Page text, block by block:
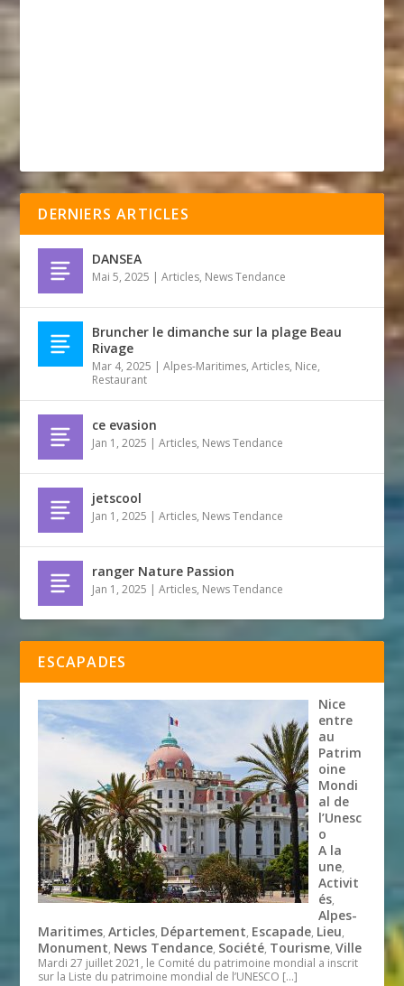
DERNIERS ARTICLES
DANSEA
Mai 5, 2025 |Articles, News Tendance
Bruncher le dimanche sur la plage Beau
Rivage
Mar 4, 2025 |Alpes-Maritimes,Articles, Nice,
Restaurant
ce evasion
Jan 1, 2025 |Articles, News Tendance
jetscool
Jan 1, 2025 |Articles, News Tendance
ranger Nature Passion
Jan 1, 2025 |Articles, News Tendance
ESCAPADES
Nice
entre
au
Patrim
oine
Mondi
al de
l’Unesc
o
A la
une,
Activit
és,
Alpes-
Maritimes,Articles, Département, Escapade, Lieu,
Monument, News Tendance, Société, Tourisme,Ville
Mardi 27 juillet 2021, le Comité du patrimoine mondial a inscrit
sur la Liste du patrimoine mondial de l’UNESCO […]